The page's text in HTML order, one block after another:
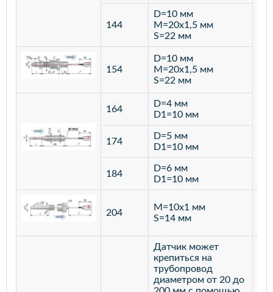
144
D=10 мм
M=20х1,5 мм
S=22 мм
154
D=10 мм
M=20х1,5 мм
S=22 мм
164
D=4 мм
D1=10 мм
174
D=5 мм
D1=10 мм
184
D=6 мм
D1=10 мм
204
M=10х1 мм
S=14 мм
Датчик может
крепиться на
трубопровод
диаметром от 20 до